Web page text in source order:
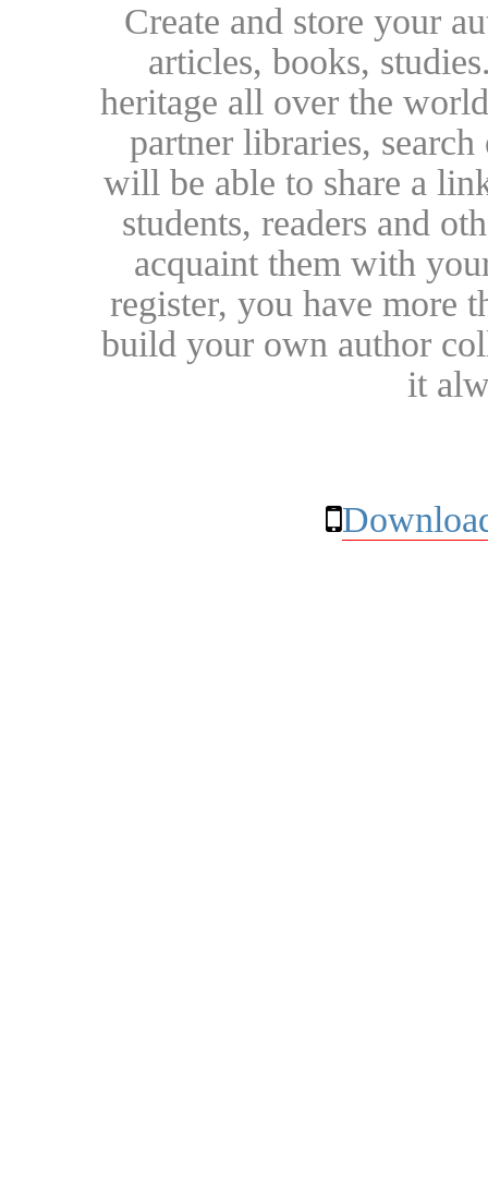
Create and store your
articles, books,
heritage all over the
partner libraries,
will be able to share a
students, readers and
acquaint them with
register, you have more
build your own author
it